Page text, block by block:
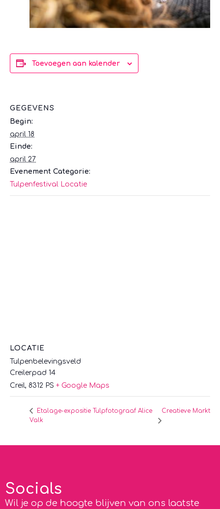
Toevoegen aan kalender
GEGEVENS
Begin:
april 18
Einde:
april 27
Evenement Categorie:
Tulpenfestival Locatie
LOCATIE
Tulpenbelevingsveld
Creilerpad 14
Creil, 8312 PS + Google Maps
Etalage-expositie Tulpfotograaf Alice
Valk
Creatieve Markt
Socials
Wil je op de hoogte blijven van ons laatste